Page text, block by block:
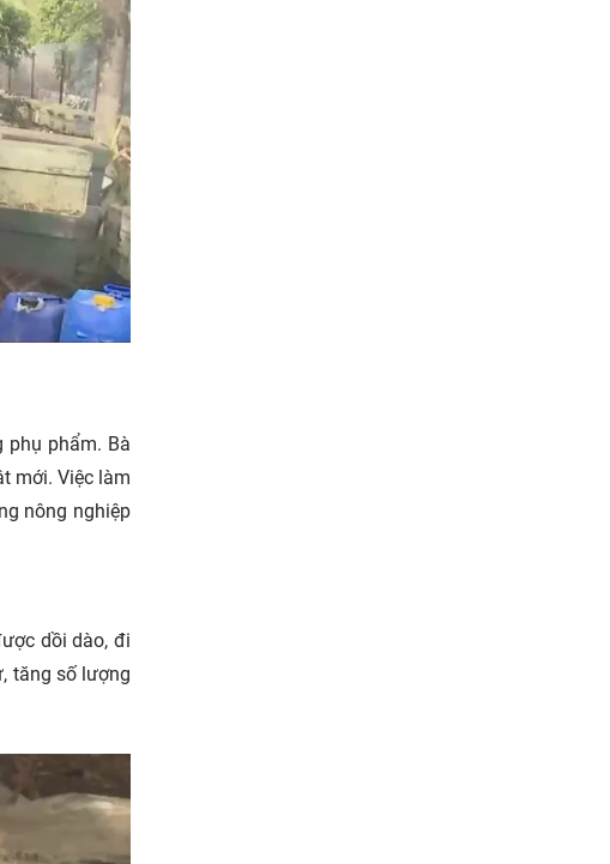
phẩm. Bà
mới. Việc làm
nông nghiệp
dồi dào, đi
tăng số lượng